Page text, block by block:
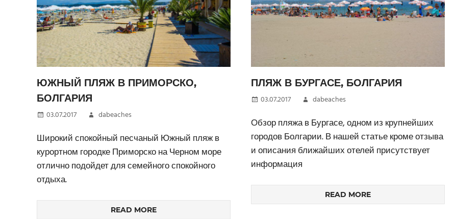
ЮЖНЫЙ ПЛЯЖ В ПРИМОРСКО,
БОЛГАРИЯ
03.07.2017 dabeaches
Широкий спокойный песчаный Южный пляж в
курортном городке Приморско на Черном море
отлично подойдет для семейного спокойного
отдыха.
READ MORE
ПЛЯЖ В БУРГАСЕ, БОЛГАРИЯ
03.07.2017 dabeaches
Обзор пляжа в Бургасе, одном из крупнейших
городов Болгарии. В нашей статье кроме отзыва
и описания ближайших отелей присутствует
информация
READ MORE